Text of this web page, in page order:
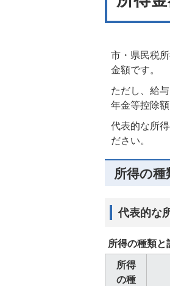
市・県民税
金額です。
ただし、給
年金等控除
代表的な所
ださい。
所得の
代表的な
所得の種類
所得
の種